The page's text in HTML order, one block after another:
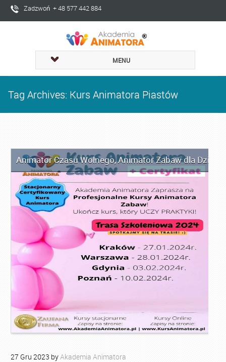
Zadzwoń + 48 577 442 884
MENU
Tag Archives: Kurs Animatora Piastów
Animator Czasu Wolnego,Animator Zabaw dla Dzieci
27 Gru 2023 byAkademia Animatora